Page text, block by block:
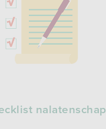
nalatenschap